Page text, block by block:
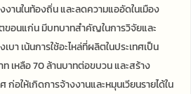
านในท้องถิ่น และลดความแออัดในเมือง
ขอนแก่น มีบทบาทสำคัญในการวิจัยและ
า เน้นการใช้อะไหล่ที่ผลิตในประเทศเป็น
เหลือ 70 ล้านบาทต่อขบวน และสร้าง
ก่อให้เกิดการจ้างงานและหมุนเวียนรายได้ใน